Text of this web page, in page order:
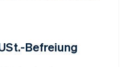
Befreiung